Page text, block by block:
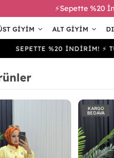
⚡Sepette %20
GIYIM ALT GIYIM
%20 İNDİRİM! ⚡ TÜM
KARGO
BEDAVA